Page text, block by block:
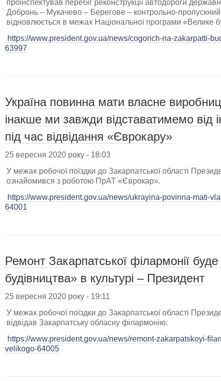
проінспектував перебіг реконструкції автодороги
Добронь – Мукачево – Берегове – контрольно-
відновлюється в межах Національної програми «Велике
https://www.president.gov.ua/news/cogorich-na-zakarpatti-
63997
Україна повинна мати власне
інакше ми завжди відставатимемо від
під час відвідання «Єврокару»
25 вересня 2020 року - 18:03
У межах робочої поїздки до Закарпатської області
ознайомився з роботою ПрАТ «Єврокар».
https://www.president.gov.ua/news/ukrayina-povinna-mati-
64001
Ремонт Закарпатської філармонії
будівництва» в культурі – Президент
25 вересня 2020 року - 19:11
У межах робочої поїздки до Закарпатської області
відвідав Закарпатську обласну філармонію.
https://www.president.gov.ua/news/remont-zakarpatskoyi-
velikogo-64005